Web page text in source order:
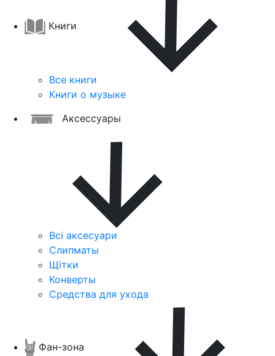
Книги
Все книги
Книги о музыке
Аксессуары
Всі аксесуари
Слипматы
Щітки
Конверты
Средства для ухода
Фан-зона